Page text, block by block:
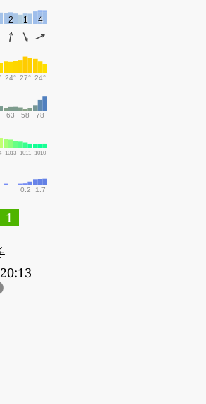
2 1 4
24° 27° 24°
63 58 78
1013 1011 1010
0.2 1.7
1